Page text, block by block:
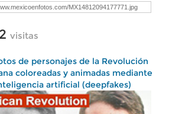
visitas
de personajes de la Revolución
coloreadas y animadas mediante
artificial (deepfakes)